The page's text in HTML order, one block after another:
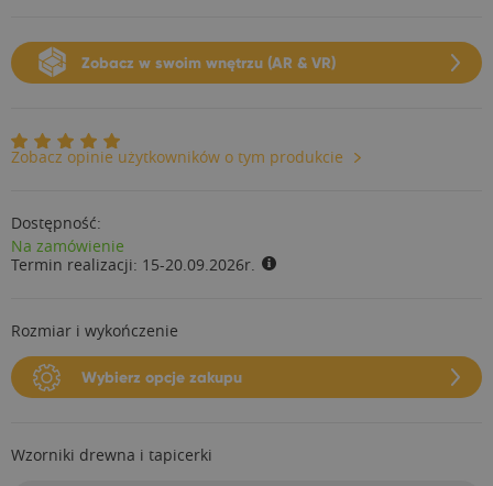
Zobacz w swoim wnętrzu (AR & VR)
Zobacz opinie użytkowników o tym produkcie
Dostępność:
Na zamówienie
Termin realizacji: 15-20.09.2026r.
Rozmiar i wykończenie
Wybierz opcje zakupu
Wzorniki drewna i tapicerki